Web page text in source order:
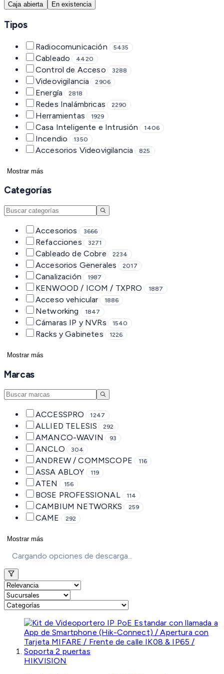
Caja abierta En existencia
Tipos
Radiocomunicación 5435
Cableado 4420
Control de Acceso 3288
Videovigilancia 2906
Energía 2818
Redes Inalámbricas 2290
Herramientas 1929
Casa Inteligente e Intrusión 1406
Incendio 1350
Accesorios Videovigilancia 825
Mostrar más
Categorías
Accesorios 3666
Refacciones 3271
Cableado de Cobre 2234
Accesorios Generales 2017
Canalización 1987
KENWOOD / ICOM / TXPRO 1887
Acceso vehicular 1886
Networking 1847
Cámaras IP y NVRs 1540
Racks y Gabinetes 1226
Mostrar más
Marcas
ACCESSPRO 1247
ALLIED TELESIS 292
AMANCO-WAVIN 93
ANCLO 304
ANDREW / COMMSCOPE 116
ASSA ABLOY 119
ATEN 156
BOSE PROFESSIONAL 114
CAMBIUM NETWORKS 259
CAME 292
Mostrar más
Cargando opciones de descarga...
HIKVISION